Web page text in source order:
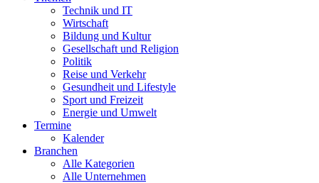
Technik und IT
Wirtschaft
Bildung und Kultur
Gesellschaft und Religion
Politik
Reise und Verkehr
Gesundheit und Lifestyle
Sport und Freizeit
Energie und Umwelt
Termine
Kalender
Branchen
Alle Kategorien
Alle Unternehmen